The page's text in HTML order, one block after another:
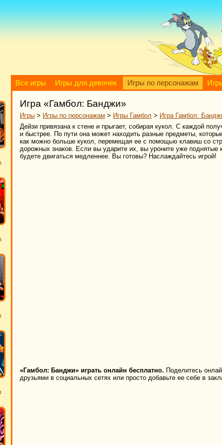
Все игры Игры для девочек Игры по персонажам
Игра «Гамбол: Банджи»
Игры > Игры по персонажам > Игры Гамбол > Игра Гамбол:
Дейзи привязана к стене и прыгает, собирая кукол. С каждой
и быстрее. По пути она может находить разные предметы,
как можно больше кукол, перемещая ее с помощью клавиш со
дорожных знаков. Если вы ударите их, вы уроните уже поднятые
будете двигаться медленнее. Вы готовы? Наслаждайтесь игрой!
«Гамбол: Банджи» играть онлайн бесплатно. Поделитесь
друзьями в социальных сетях или просто добавьте ее себе в